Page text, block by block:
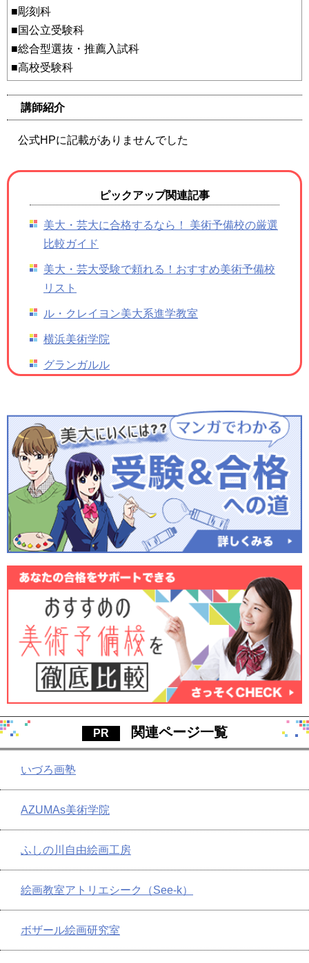
■彫刻科
■国公立受験科
■総合型選抜・推薦入試科
■高校受験科
講師紹介
公式HPに記載がありませんでした
ピックアップ関連記事
美大・芸大に合格するなら！ 美術予備校の厳選
比較ガイド
美大・芸大受験で頼れる！おすすめ美術予備校
リスト
ル・クレイヨン美大系進学教室
横浜美術学院
グランガルル
関連ページ一覧
いづろ画塾
AZUMAs美術学院
ふしの川自由絵画工房
絵画教室アトリエシーク（See-k）
ボザール絵画研究室